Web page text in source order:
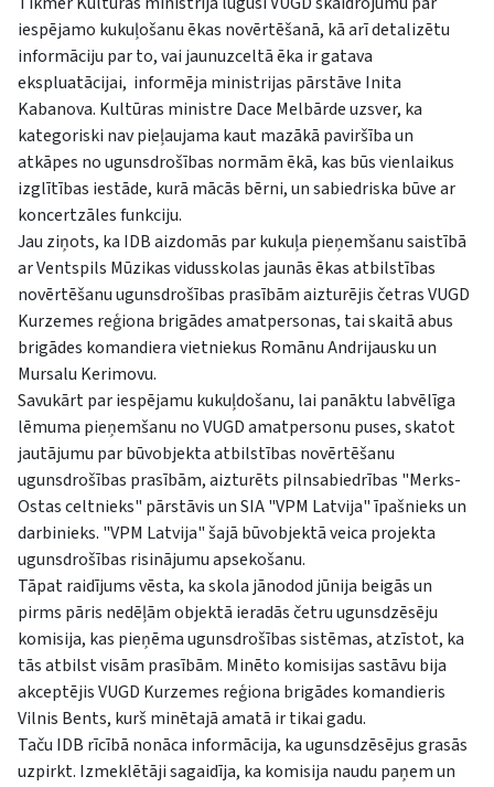
iespējamo kukuļošanu ēkas novērtēšanā, kā arī detalizētu
informāciju par to, vai jaunuzceltā ēka ir gatava
ekspluatācijai, informēja ministrijas pārstāve Inita
Kabanova. Kultūras ministre Dace Melbārde uzsver, ka
kategoriski nav pieļaujama kaut mazākā paviršība un
atkāpes no ugunsdrošības normām ēkā, kas būs vienlaikus
izglītības iestāde, kurā mācās bērni, un sabiedriska būve ar
koncertzāles funkciju.
Jau ziņots, ka IDB aizdomās par kukuļa pieņemšanu saistībā
ar Ventspils Mūzikas vidusskolas jaunās ēkas atbilstības
novērtēšanu ugunsdrošības prasībām aizturējis četras VUGD
Kurzemes reģiona brigādes amatpersonas, tai skaitā abus
brigādes komandiera vietniekus Romānu Andrijausku un
Mursalu Kerimovu.
Savukārt par iespējamu kukuļdošanu, lai panāktu labvēlīga
lēmuma pieņemšanu no VUGD amatpersonu puses, skatot
jautājumu par būvobjekta atbilstības novērtēšanu
ugunsdrošības prasībām, aizturēts pilnsabiedrības "Merks-
Ostas celtnieks" pārstāvis un SIA "VPM Latvija" īpašnieks un
darbinieks. "VPM Latvija" šajā būvobjektā veica projekta
ugunsdrošības risinājumu apsekošanu.
Tāpat raidījums vēsta, ka skola jānodod jūnija beigās un
pirms pāris nedēļām objektā ieradās četru ugunsdzēsēju
komisija, kas pieņēma ugunsdrošības sistēmas, atzīstot, ka
tās atbilst visām prasībām. Minēto komisijas sastāvu bija
akceptējis VUGD Kurzemes reģiona brigādes komandieris
Vilnis Bents, kurš minētajā amatā ir tikai gadu.
Taču IDB rīcībā nonāca informācija, ka ugunsdzēsējus grasās
uzpirkt. Izmeklētāji sagaidīja, ka komisija naudu paņem un